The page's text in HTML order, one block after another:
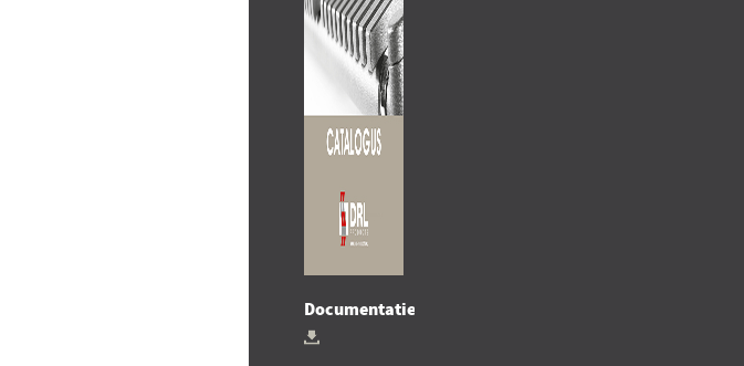
Documentatie